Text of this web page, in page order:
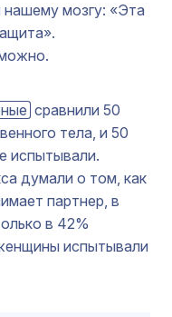
мозгу: «Эта
сравнили 50
тела, и 50
испытывали.
думали о том, как
партнер, в
в 42%
испытывали